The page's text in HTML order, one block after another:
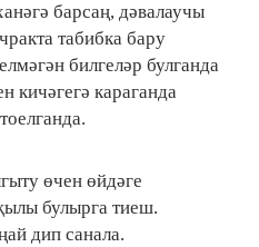
барсаң, дәвалаучы
табибка бару
билгеләр булганда
кичәгегә караганда
өчен өйдәге
булырга тиеш.
дип санала.